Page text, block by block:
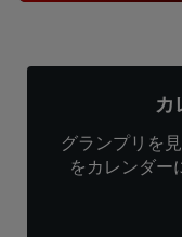
カ
グランプリを
をカレンダー